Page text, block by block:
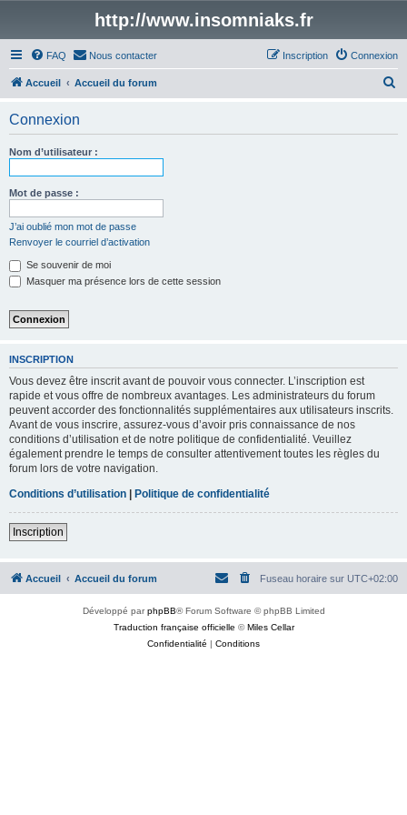
http://www.insomniaks.fr
FAQ Nous contacter Connexion
Inscription
Accueil Accueil du forum
Connexion
Nom d’utilisateur :
Mot de passe :
J’ai oublié mon mot de passe
Renvoyer le courriel d’activation
Se souvenir de moi
Masquer ma présence lors de cette session
INSCRIPTION
Vous devez être inscrit avant de pouvoir vous connecter. L’inscription est
rapide et vous offre de nombreux avantages. Les administrateurs du forum
peuvent accorder des fonctionnalités supplémentaires aux utilisateurs inscrits.
Avant de vous inscrire, assurez-vous d’avoir pris connaissance de nos
conditions d’utilisation et de notre politique de confidentialité. Veuillez
également prendre le temps de consulter attentivement toutes les règles du
forum lors de votre navigation.
Conditions d’utilisation | Politique de confidentialité
Inscription
Accueil Accueil du forum Fuseau horaire sur UTC+02:00
Développé parphpBB® Forum Software © phpBB Limited
Traduction française officielle ©Miles Cellar
Confidentialité | Conditions